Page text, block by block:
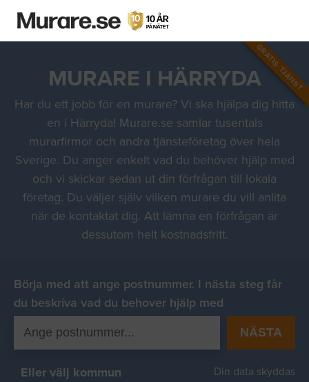
GRATIS TJÄNST
MURARE I HÄRRYDA
Har du ett jobb för en murare? Vi ska hjälpa dig hitta
en i Härryda! Murare.se samlar tusentals
murarfirmor och andra tjänsteföretag över hela
Sverige. Du anger enkelt vad du behöver hjälp med
och vi skickar sedan ut din förfrågan till lokala
företag. Du väljer själv vilken murare du vill anlita
när de kontaktat dig. Att lämna en förfrågan är
dessutom helt kostnadsfritt.
Börja med att ange postnummer. I nästa steg får
du beskriva vad du behover hjälp med
NÄSTA
Eller välj kommun Din data skyddas